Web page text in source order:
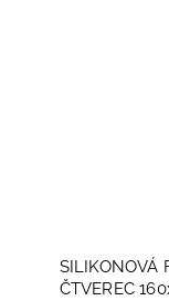
SILIKONOVÁ
ČTVEREC